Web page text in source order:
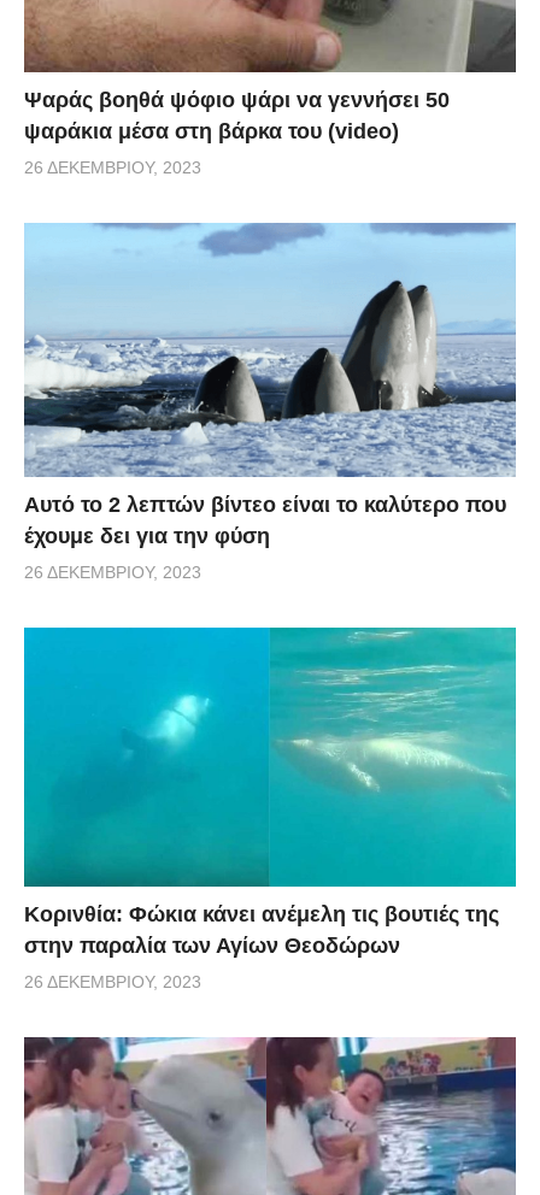
Ψαράς βοηθά ψόφιο ψάρι να γεννήσει 50
ψαράκια μέσα στη βάρκα του (video)
26 ΔΕΚΕΜΒΡΊΟΥ, 2023
Αυτό το 2 λεπτών βίντεο είναι το καλύτερο που
έχουμε δει για την φύση
26 ΔΕΚΕΜΒΡΊΟΥ, 2023
Κορινθία: Φώκια κάνει ανέμελη τις βουτιές της
στην παραλία των Αγίων Θεοδώρων
26 ΔΕΚΕΜΒΡΊΟΥ, 2023